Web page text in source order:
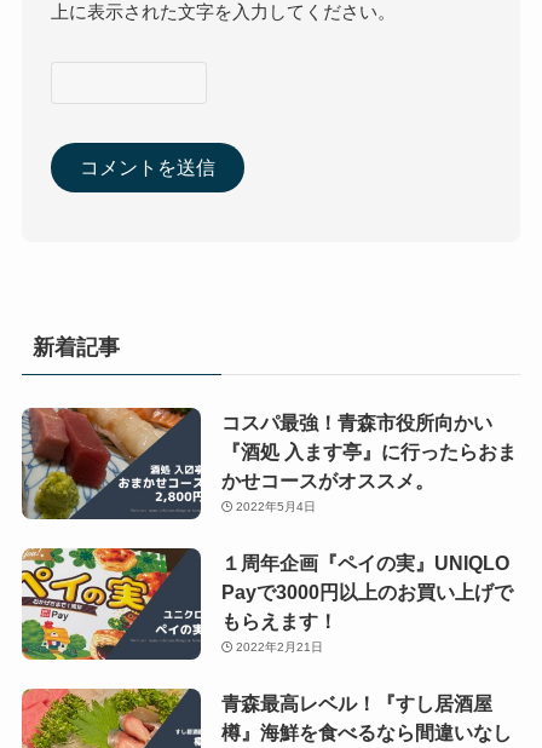
上に表示された文字を入力してください。
新着記事
コスパ最強！青森市役所向かい
『酒処 入ます亭』に行ったらおま
かせコースがオススメ。
2022年5月4日
１周年企画『ペイの実』UNIQLO
Payで3000円以上のお買い上げで
もらえます！
2022年2月21日
青森最高レベル！『すし居酒屋
樽』海鮮を食べるなら間違いなし